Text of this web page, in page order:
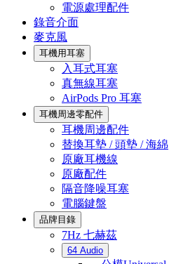
電源處理配件
錄音介面
麥克風
耳機用耳塞
入耳式耳塞
真無線耳塞
AirPods Pro 耳塞
耳機周邊零配件
耳機周邊配件
替換耳墊 / 頭墊 / 海綿
原廠耳機線
原廠配件
隔音降噪耳塞
電腦鍵盤
品牌目錄
7Hz 七赫茲
64 Audio